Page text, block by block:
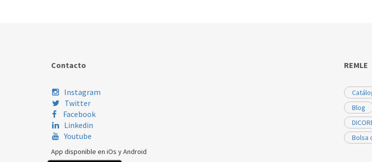
Contacto
Instagram
Twitter
Facebook
Linkedin
Youtube
App disponible en iOs y Android
REMLE
Blog
Bolsa